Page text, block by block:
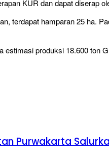
KUR dan dapat
terdapat hamparan 25 ha.
produksi 18.600
Purwakarta